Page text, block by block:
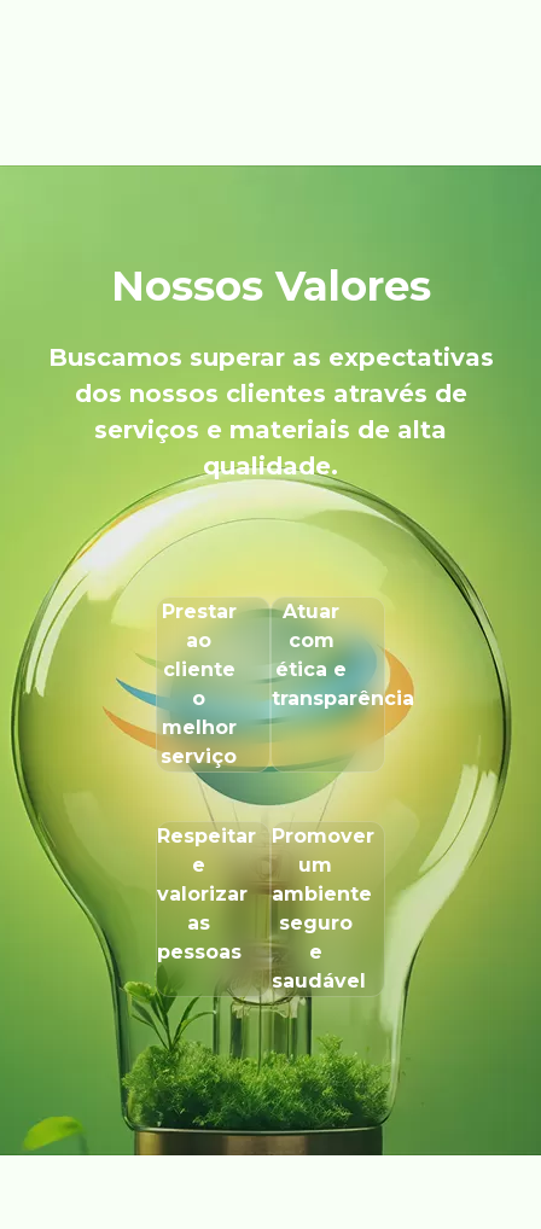
Nossos Valores
Buscamos superar as expectativas
dos nossos clientes através de
serviços e materiais de alta
qualidade.
Prestar
ao
cliente
o
melhor
serviço
Atuar
com
ética e
transparência
Respeitar
e
valorizar
as
pessoas
Promover
um
ambiente
seguro
e
saudável